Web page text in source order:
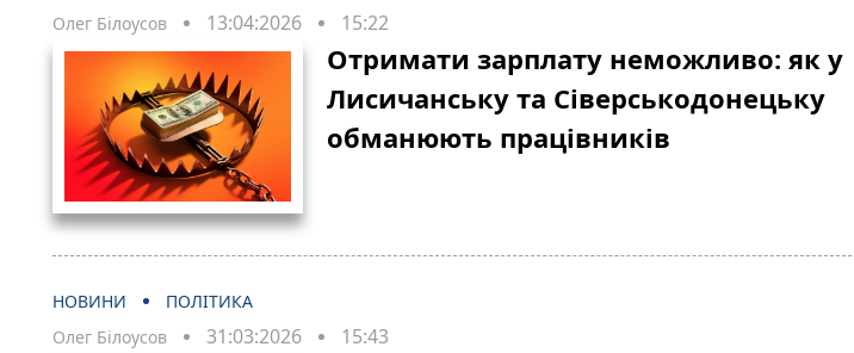
Олег Білоусов
13:04:2026 15:22
Отримати зарплату неможливо: як у
Лисичанську та Сіверськодонецьку
обманюють працівників
НОВИНИ
ПОЛІТИКА
Олег Білоусов
31:03:2026 15:43